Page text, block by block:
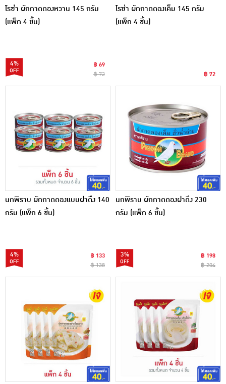
โรซ่า ผักกาดดองหวาน 145 กรัม
(แพ็ก 4 ชิ้น)
4%
฿ 69
฿ 72
โรซ่า ผักกาดดองเค็ม 145 กรัม
(แพ็ก 4 ชิ้น)
฿ 72
นกพิราบ ผักกาดดองแบบฝาดึง 140
กรัม (แพ็ก 6 ชิ้น)
4%
฿ 133
฿ 138
นกพิราบ ผักกาดดองฝาดึง 230
กรัม (แพ็ก 6 ชิ้น)
3%
฿ 198
฿ 204